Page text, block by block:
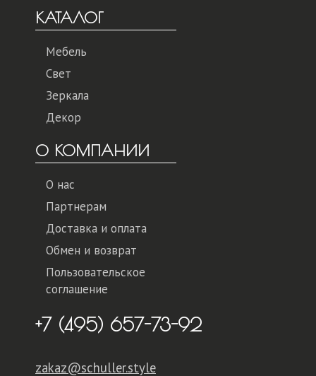
КАТАЛОГ
Мебель
Свет
Зеркала
Декор
О КОМПАНИИ
О нас
Партнерам
Доставка и оплата
Обмен и возврат
Пользовательское
соглашение
+7 (495) 657-73-92
zakaz@schuller.style